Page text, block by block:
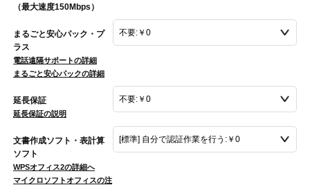
（最大速度150Mbps）
まるごと安心パック・プ
ラス
電話遠隔サポートの詳細
まるごと安心パックの詳細
延長保証
延長保証の説明
文書作成ソフト・表計算
ソフト
WPSオフィス2の詳細へ
マイクロソフトオフィスの注